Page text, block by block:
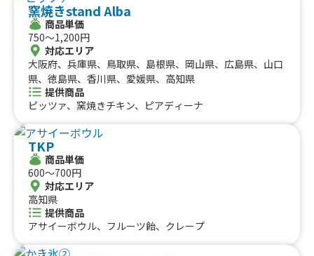
窯焼きstand Alba
商品単価
750〜1,200円
対応エリア
大阪府、兵庫県、鳥取県、島根県、岡山県、広島県、山口
県、徳島県、香川県、愛媛県、高知県
提供商品
ピッツァ、窯焼きチキン、ピアディーナ
TKP
商品単価
600〜700円
対応エリア
高知県
提供商品
アサイーボウル、フルーツ飴、クレープ